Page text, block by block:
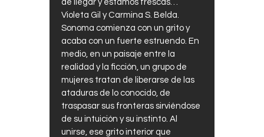
de llegar y estamos frescas…”
Violeta Gil y Carmina S. Belda.
Sonoma comienza con un grito y
acaba con un fuerte estruendo. En
medio, en un paisaje entre la
realidad y la ficción, un grupo de
mujeres tratan de liberarse de las
ataduras de lo conocido, de
traspasar sus fronteras sirviéndose
de su intuición y su instinto. Al
unirse, ese grito interior que